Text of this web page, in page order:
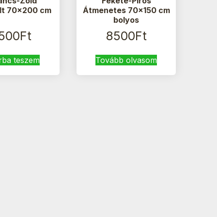
70×200 cm
Ft
teszem
Átmenetes 70×150 cm
bolyos
8500Ft
Tovább olvasom